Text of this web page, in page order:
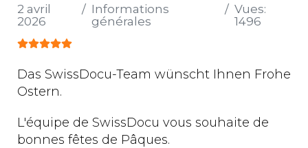
Informations
générales
2 avril
2026
Vues:
1496
Vote utilisateur:
Das SwissDocu-Team wünscht Ihnen Frohe
Ostern.
L'équipe de SwissDocu vous souhaite de
bonnes fêtes de Pâques.